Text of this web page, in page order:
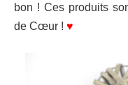
bon ! Ces produits
de Cœur ! ♥